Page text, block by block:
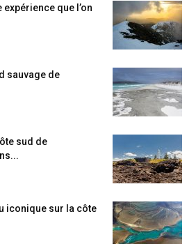
que l’on
sauvage de
sud de
iconique sur la côte